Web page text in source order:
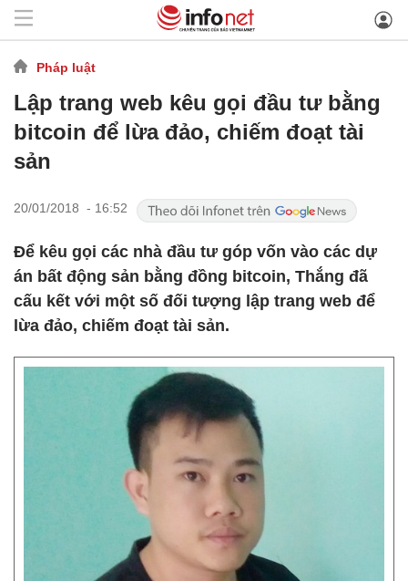
Pháp luật
Lập trang web kêu gọi đầu tư bằng
bitcoin để lừa đảo, chiếm đoạt tài
sản
20/01/2018 - 16:52
Để kêu gọi các nhà đầu tư góp vốn vào các dự
án bất động sản bằng đồng bitcoin, Thắng đã
cấu kết với một số đối tượng lập trang web để
lừa đảo, chiếm đoạt tài sản.